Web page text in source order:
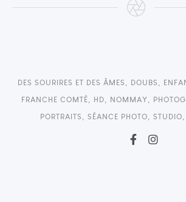
DES SOURIRES ET DES ÂMES , DOUBS ,
FRANCHE COMTÉ, HD, NOMMAY,
PORTRAITS , SÉANCE PHOTO, STUDIO,